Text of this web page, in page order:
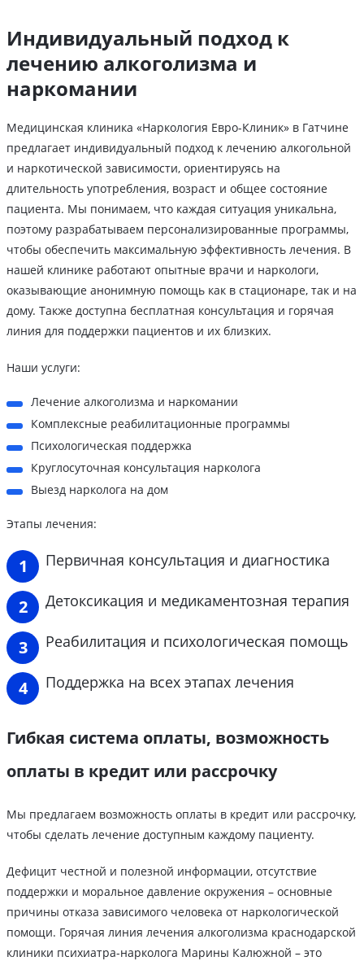
Индивидуальный подход к
лечению алкоголизма и
наркомании
Медицинская клиника «Наркология Евро-Клиник» в Гатчине
предлагает индивидуальный подход к лечению алкогольной
и наркотической зависимости, ориентируясь на
длительность употребления, возраст и общее состояние
пациента. Мы понимаем, что каждая ситуация уникальна,
поэтому разрабатываем персонализированные программы,
чтобы обеспечить максимальную эффективность лечения. В
нашей клинике работают опытные врачи и наркологи,
оказывающие анонимную помощь как в стационаре, так и на
дому. Также доступна бесплатная консультация и горячая
линия для поддержки пациентов и их близких.
Наши услуги:
Лечение алкоголизма и наркомании
Комплексные реабилитационные программы
Психологическая поддержка
Круглосуточная консультация нарколога
Выезд нарколога на дом
Этапы лечения:
Первичная консультация и диагностика
Детоксикация и медикаментозная терапия
Реабилитация и психологическая помощь
Поддержка на всех этапах лечения
Гибкая система оплаты, возможность
оплаты в кредит или рассрочку
Мы предлагаем возможность оплаты в кредит или рассрочку,
чтобы сделать лечение доступным каждому пациенту.
Дефицит честной и полезной информации, отсутствие
поддержки и моральное давление окружения – основные
причины отказа зависимого человека от наркологической
помощи. Горячая линия лечения алкоголизма краснодарской
клиники психиатра-нарколога Марины Калюжной – это